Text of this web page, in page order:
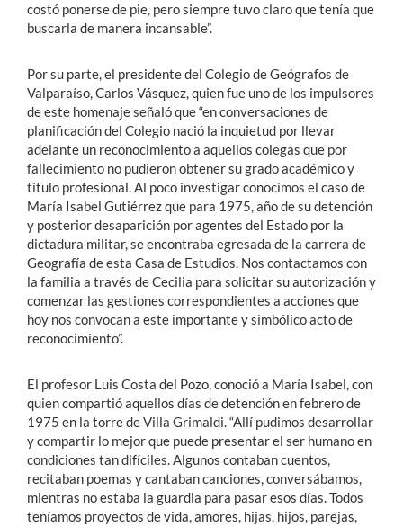
costó ponerse de pie, pero siempre tuvo claro que tenía que
buscarla de manera incansable”.
Por su parte, el presidente del Colegio de Geógrafos de
Valparaíso, Carlos Vásquez, quien fue uno de los impulsores
de este homenaje señaló que “en conversaciones de
planificación del Colegio nació la inquietud por llevar
adelante un reconocimiento a aquellos colegas que por
fallecimiento no pudieron obtener su grado académico y
título profesional. Al poco investigar conocimos el caso de
María Isabel Gutiérrez que para 1975, año de su detención
y posterior desaparición por agentes del Estado por la
dictadura militar, se encontraba egresada de la carrera de
Geografía de esta Casa de Estudios. Nos contactamos con
la familia a través de Cecilia para solicitar su autorización y
comenzar las gestiones correspondientes a acciones que
hoy nos convocan a este importante y simbólico acto de
reconocimiento”.
El profesor Luis Costa del Pozo, conoció a María Isabel, con
quien compartió aquellos días de detención en febrero de
1975 en la torre de Villa Grimaldi. “Allí pudimos desarrollar
y compartir lo mejor que puede presentar el ser humano en
condiciones tan difíciles. Algunos contaban cuentos,
recitaban poemas y cantaban canciones, conversábamos,
mientras no estaba la guardia para pasar esos días. Todos
teníamos proyectos de vida, amores, hijas, hijos, parejas,